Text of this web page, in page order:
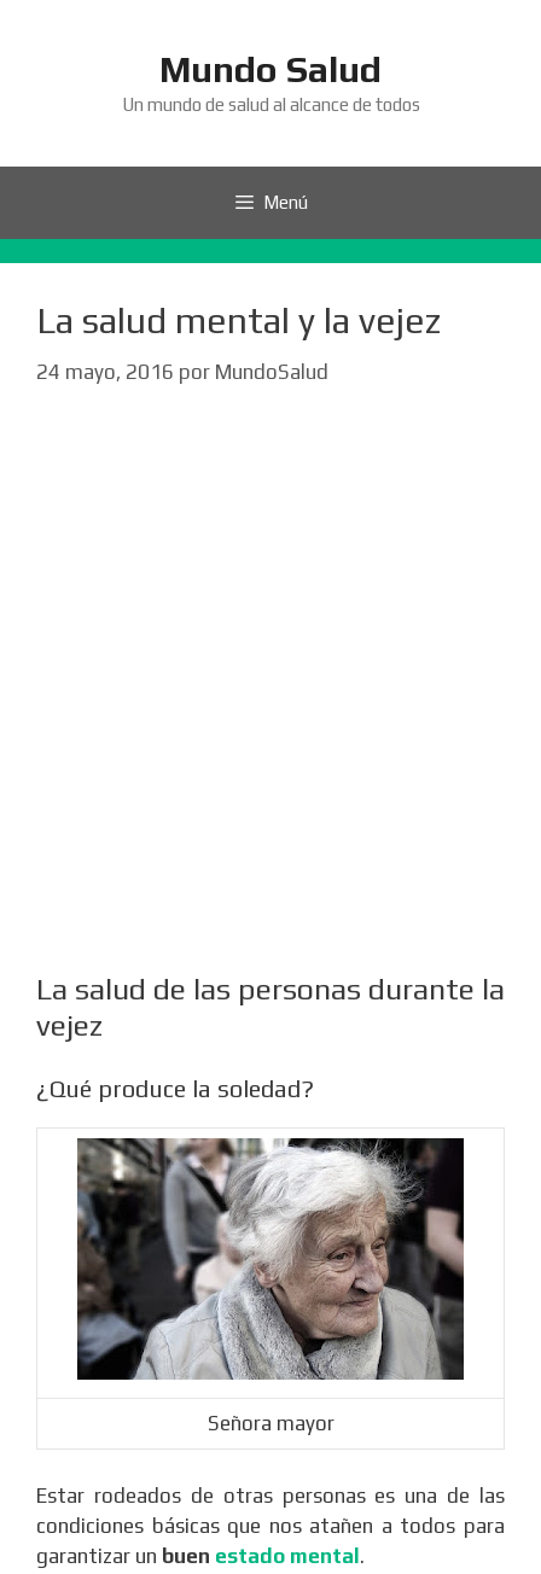
Mundo Salud
Un mundo de salud al alcance de todos
Menú
La salud mental y la vejez
24 mayo, 2016 por MundoSalud
La salud de las personas durante la
vejez
¿Qué produce la soledad?
Señora mayor
Estar rodeados de otras personas es una de las
condiciones básicas que nos atañen a todos para
garantizar un buen estado mental.